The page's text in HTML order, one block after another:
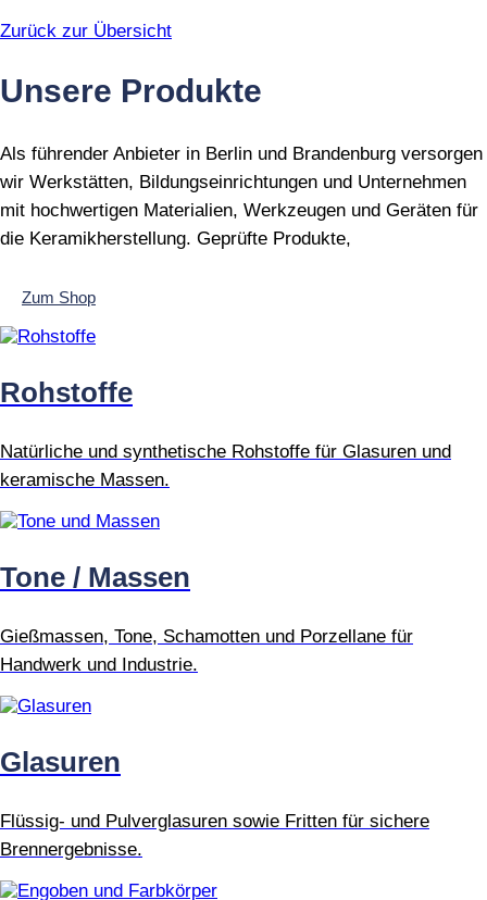
Zurück zur Übersicht
Unsere Produkte
Als führender Anbieter in Berlin und Brandenburg versorgen
wir Werkstätten, Bildungseinrichtungen und Unternehmen
mit hochwertigen Materialien, Werkzeugen und Geräten für
die Keramikherstellung. Geprüfte Produkte,
Zum Shop
Rohstoffe
Natürliche und synthetische Rohstoffe für Glasuren und
keramische Massen.
Tone / Massen
Gießmassen, Tone, Schamotten und Porzellane für
Handwerk und Industrie.
Glasuren
Flüssig- und Pulverglasuren sowie Fritten für sichere
Brennergebnisse.